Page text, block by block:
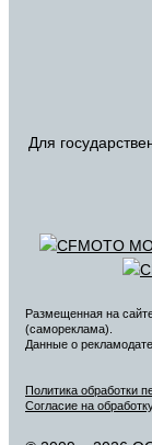
Для
Размещенная на
(самореклама).
Данные о
Политика обработки
Согласие на